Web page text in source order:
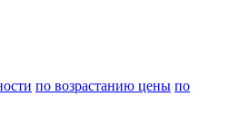
по возрастанию цены по